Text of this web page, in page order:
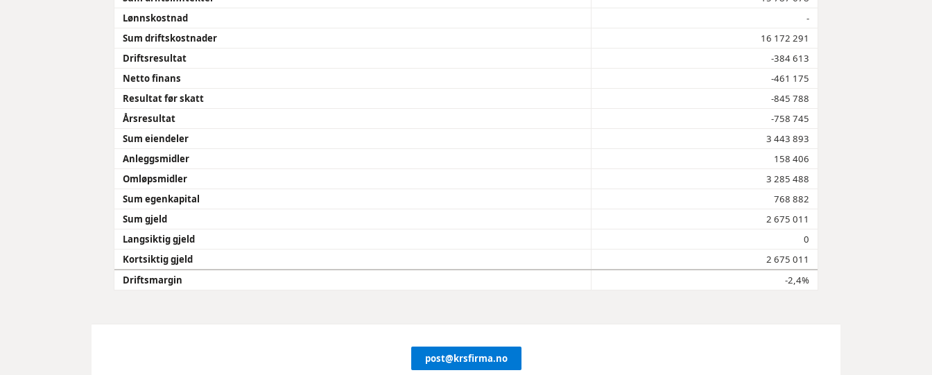
Lønnskostnad
-
Sum driftskostnader
16 172 291
Driftsresultat
-384 613
Netto finans
-461 175
Resultat før skatt
-845 788
Årsresultat
-758 745
Sum eiendeler
3 443 893
Anleggsmidler
158 406
Omløpsmidler
3 285 488
Sum egenkapital
768 882
Sum gjeld
2 675 011
Langsiktig gjeld
0
Kortsiktig gjeld
2 675 011
Driftsmargin
-2,4%
post@krsfirma.no